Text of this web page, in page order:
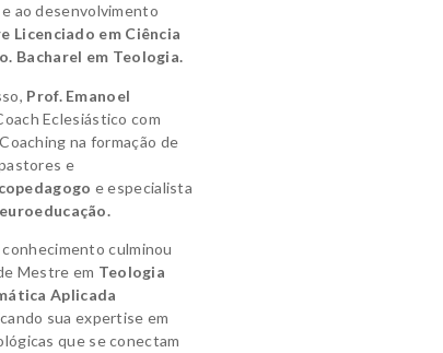
ao desenvolvimento
Licenciado em Ciência
Bacharel em Teologia.
Prof. Emanoel
Eclesiástico com
na formação de
e
eespecialista
conhecimento culminou
Mestre em Teologia
Aplicada
sua expertise em
que se conectam